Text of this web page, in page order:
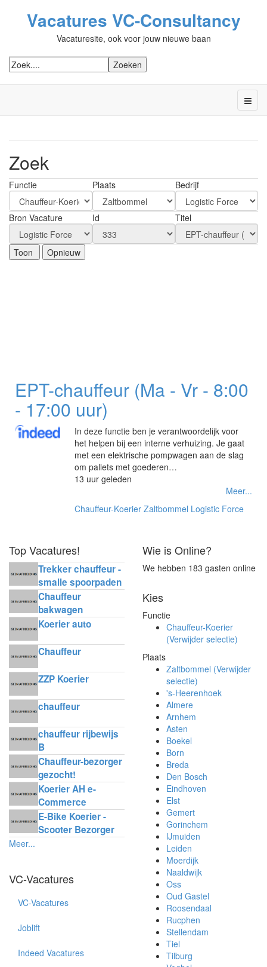
Vacatures VC-Consultancy
Vacaturesite, ook voor jouw nieuwe baan
Zoek
Functie Plaats Bedrijf
Bron Vacature Id Titel
EPT-chauffeur (Ma - Vr - 8:00
- 17:00 uur)
In deze functie ben je verantwoordelijk voor
het helpen bij een interne verhuizing. Je gaat
met een elektrische pompwagen aan de slag
om pallets met goederen…
13 uur geleden
Meer...
Chauffeur-Koerier Zaltbommel Logistic Force
Top Vacatures!
Trekker chauffeur -
smalle spoorpaden
Chauffeur
bakwagen
horecadistributie
Koerier auto
Chauffeur
ZZP Koerier
chauffeur
chauffeur rijbewijs
B
Chauffeur-bezorger
gezocht!
Koerier AH e-
Commerce
Delivery
E-Bike Koerier -
Scooter Bezorger
Meer...
VC-Vacatures
VC-Vacatures
Joblift
Indeed Vacatures
Wie is Online?
We hebben 183 gasten online
Kies
Functie
Chauffeur-Koerier
(Verwijder selectie)
Plaats
Zaltbommel (Verwijder
selectie)
's-Heerenhoek
Almere
Arnhem
Asten
Boekel
Born
Breda
Den Bosch
Eindhoven
Elst
Gemert
Gorinchem
IJmuiden
Leiden
Moerdijk
Naaldwijk
Oss
Oud Gastel
Roosendaal
Rucphen
Stellendam
Tiel
Tilburg